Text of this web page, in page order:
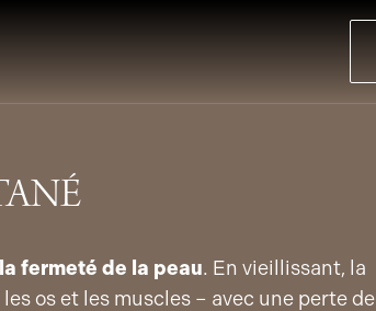
fermeté de la peau. En vieillissant, la
os et les muscles – avec une perte de